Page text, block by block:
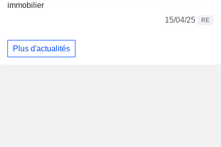
immobilier
15/04/25
RE
Plus d'actualités